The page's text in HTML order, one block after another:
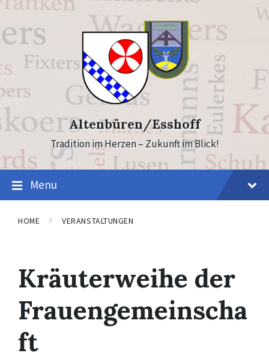
Skip
content
Skip
footer
Altenbüren/Esshoff
Tradition im Herzen – Zukunft im Blick!
Menu
HOME VERANSTALTUNGEN
Kräuterweihe der
Frauengemeinscha
ft